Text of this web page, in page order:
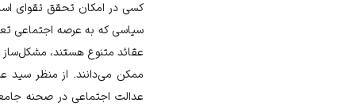
کسی در امکان تحقق تقوای
سیاسی که به عرصه اجتماعی
عقائد متنوع هستند، مشکل‌ساز
ممکن می‌دانند. از منظر سید
عدالت اجتماعی در صحنه